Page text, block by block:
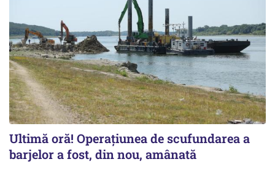
Ultimă oră! Operațiunea de scufundarea a
barjelor a fost, din nou, amânată